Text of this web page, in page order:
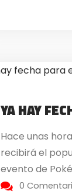
YA HAY
Hace unas
recibirá el
evento de
0